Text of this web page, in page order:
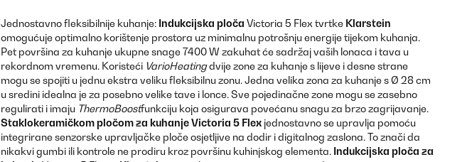
Jednostavno fleksibilnije kuhanje: Indukcijska ploča Victoria 5 Flex tvrtke Klarstein
omogućuje optimalno korištenje prostora uz minimalnu potrošnju energije tijekom kuhanja.
Pet površina za kuhanje ukupne snage 7400 W zakuhat će sadržaj vaših lonaca i tava u
rekordnom vremenu. Koristeći VarioHeatingdvije zone za kuhanje s lijeve i desne strane
mogu se spojiti u jednu ekstra veliku fleksibilnu zonu. Jedna velika zona za kuhanje s Ø 28 cm
u sredini idealna je za posebno velike tave i lonce. Sve pojedinačne zone mogu se zasebno
regulirati i imaju ThermoBoostfunkciju koja osigurava povećanu snagu za brzo zagrijavanje.
Staklokeramičkom pločom za kuhanje Victoria 5 Flex jednostavno se upravlja pomoću
integrirane senzorske upravljačke ploče osjetljive na dodir i digitalnog zaslona. To znači da
nikakvi gumbi ili kontrole ne prodiru kroz površinu kuhinjskog elementa. Indukcijska ploča za